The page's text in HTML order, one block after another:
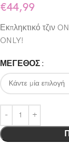
€44,99
Εκπληκτικό τζιν
ONLY!
ΜΕΓΕΘΟΣ